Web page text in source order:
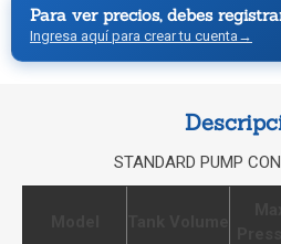
Para ver precios, debes
Ingresa aquí para crear tu cuenta →
STANDARD PUMP